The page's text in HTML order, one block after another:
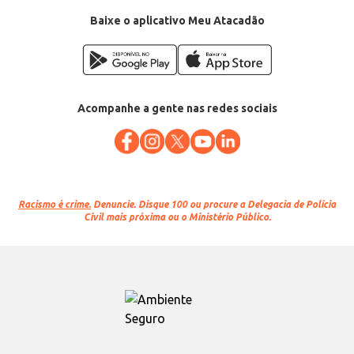
Baixe o aplicativo Meu Atacadão
Acompanhe a gente nas redes sociais
Racismo é crime. Denuncie. Disque 100 ou procure a Delegacia de Polícia
Civil mais próxima ou o Ministério Público.